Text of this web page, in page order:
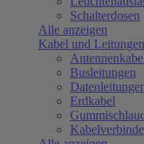
Schalterdosen
Alle anzeigen
Kabel und Leitungen
Busleitungen
Erdkabel